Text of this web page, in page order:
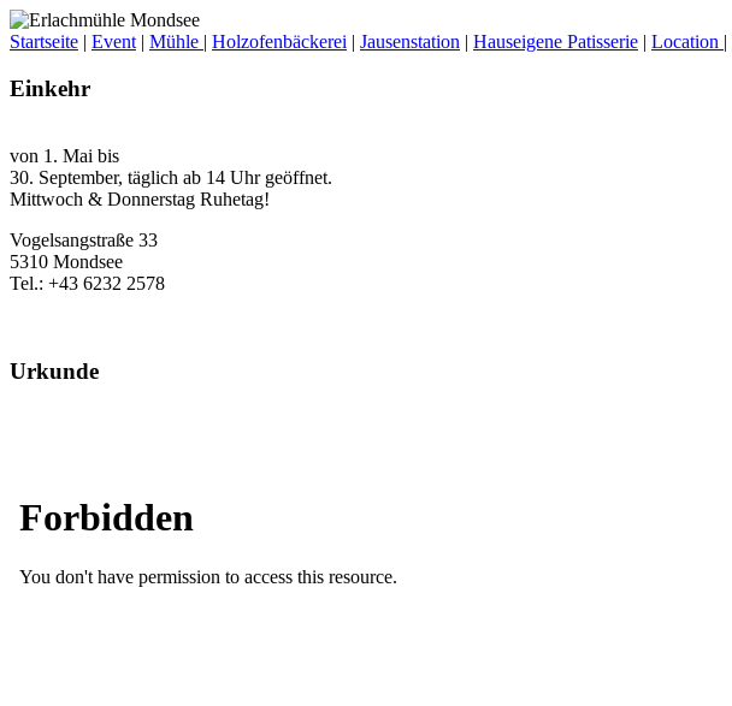
Startseite | Event | Mühle | Holzofenbäckerei | Jausenstation | Hauseigene Patisserie | Location |
Einkehr
von 1. Mai bis
30. September, täglich ab 14 Uhr geöffnet.
Mittwoch & Donnerstag Ruhetag!
Vogelsangstraße 33
5310 Mondsee
Tel.: +43 6232 2578
Urkunde